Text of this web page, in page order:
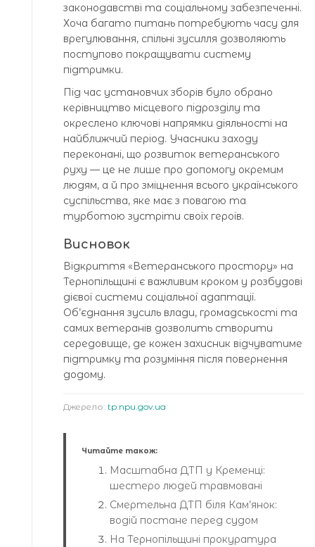
законодавстві та соціальному забезпеченні.
Хоча багато питань потребують часу для
врегулювання, спільні зусилля дозволяють
поступово покращувати систему
підтримки.
Під час установчих зборів було обрано
керівництво місцевого підрозділу та
окреслено ключові напрямки діяльності на
найближчий період. Учасники заходу
переконані, що розвиток ветеранського
руху — це не лише про допомогу окремим
людям, а й про зміцнення всього українського
суспільства, яке має з повагою та
турботою зустріти своїх героїв.
Висновок
Відкриття «Ветеранського простору» на
Тернопільщині є важливим кроком у розбудові
дієвої системи соціальної адаптації.
Об’єднання зусиль влади, громадськості та
самих ветеранів дозволить створити
середовище, де кожен захисник відчуватиме
підтримку та розуміння після повернення
додому.
Джерело: tp.npu.gov.ua
Читайте також:
Масштабна ДТП у Кременці:
шестеро людей травмовані
Смертельна ДТП біля Кам’янок:
водій постане перед судом
На Тернопільщині прокуратура